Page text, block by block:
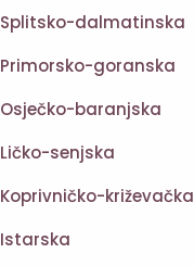
Splitsko-dalmatinska
Primorsko-goranska
Osječko-baranjska
Ličko-senjska
Koprivničko-križevačka
Istarska